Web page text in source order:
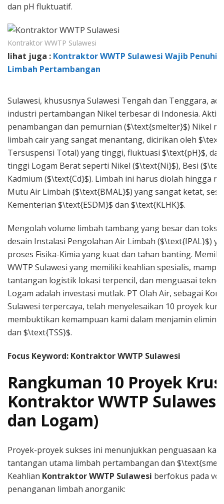
dan pH fluktuatif.
Kontraktor WWTP Sulawesi
lihat juga : Kontraktor WWTP Sulawesi Wajib Penuhi
Limbah Pertambangan
Sulawesi, khususnya Sulawesi Tengah dan Tenggara,
industri pertambangan Nikel terbesar di Indonesia.
penambangan dan pemurnian ($\text{smelter}$) Nikel
limbah cair yang sangat menantang, dicirikan oleh
Tersuspensi Total) yang tinggi, fluktuasi $\text{pH}$,
tinggi Logam Berat seperti Nikel ($\text{Ni}$), Besi
Kadmium ($\text{Cd}$). Limbah ini harus diolah hingga
Mutu Air Limbah ($\text{BMAL}$) yang sangat ketat,
Kementerian $\text{ESDM}$ dan $\text{KLHK}$.
Mengolah volume limbah tambang yang besar dan
desain Instalasi Pengolahan Air Limbah ($\text{IPAL}$)
proses Fisika-Kimia yang kuat dan tahan banting.
WWTP Sulawesi yang memiliki keahlian spesialis,
tantangan logistik lokasi terpencil, dan menguasai
Logam adalah investasi mutlak. PT Olah Air, sebagai
Sulawesi terpercaya, telah menyelesaikan 10 proyek
membuktikan kemampuan kami dalam menjamin
dan $\text{TSS}$.
Focus Keyword: Kontraktor WWTP Sulawesi
Rangkuman 10 Proyek
Kontraktor WWTP
dan Logam)
Proyek-proyek sukses ini menunjukkan penguasaan
tantangan utama limbah pertambangan dan
Keahlian Kontraktor WWTP Sulawesi berfokus pada
penanganan limbah anorganik: